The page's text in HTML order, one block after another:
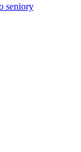
seniory